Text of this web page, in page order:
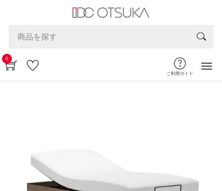
0
ご利用ガイド